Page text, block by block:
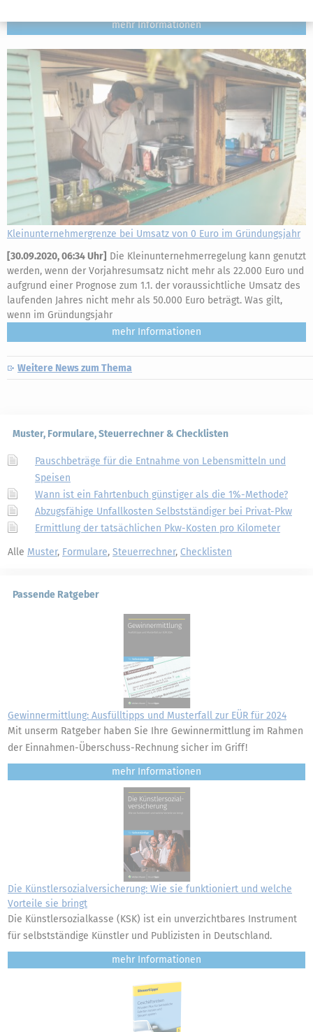
mehr
Kleinunternehmergrenze bei Umsatz von 0 Euro im Gründungsjahr
[30.09.2020, 06:34 Uhr] Die Kleinunternehmerregelung kann genutzt
werden, wenn der Vorjahresumsatz nicht mehr als 22.000 Euro und
aufgrund einer Prognose zum 1.1. der voraussichtliche Umsatz des
laufenden Jahres nicht mehr als 50.000 Euro beträgt. Was gilt,
wenn im Gründungsjahr
mehr
Weitere News zum Thema
Muster, Formulare, Steuerrechner & Checklisten
Pauschbeträge für die Entnahme von Lebensmitteln und
Speisen
Wann ist ein Fahrtenbuch günstiger als die 1%-Methode?
Abzugsfähige Unfallkosten Selbstständiger bei Privat-Pkw
Ermittlung der tatsächlichen Pkw-Kosten pro Kilometer
Alle Muster, Formulare, Steuerrechner, Checklisten
Passende Ratgeber
Gewinnermittlung: Ausfülltipps und Musterfall zur EÜR für 2024
Mit unserm Ratgeber haben Sie Ihre Gewinnermittlung im Rahmen
der Einnahmen-Überschuss-Rechnung sicher im Griff!
mehr
Die Künstlersozialversicherung: Wie sie funktioniert und welche
Vorteile sie bringt
Die Künstlersozialkasse (KSK) ist ein unverzichtbares Instrument
für selbstständige Künstler und Publizisten in Deutschland.
mehr